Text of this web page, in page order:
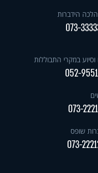
הידברות
073-
וסיוע במקרי התבוללות
052-
073-
שופס
073-